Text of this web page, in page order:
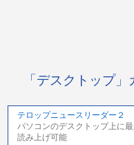
「デスクトップ
テロップニュースリーダー２
パソコンのデスクトップ上に
読み上げ可能